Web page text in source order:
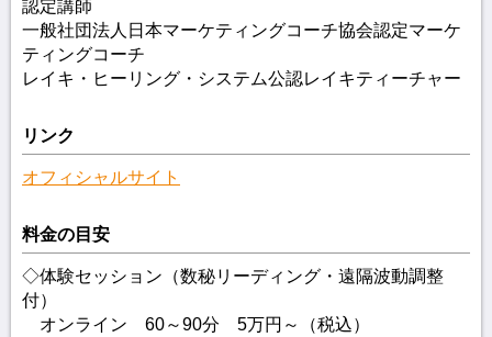
認定講師
一般社団法人日本マーケティングコーチ協会認定マーケ
ティングコーチ
レイキ・ヒーリング・システム公認レイキティーチャー
リンク
オフィシャルサイト
料金の目安
◇体験セッション（数秘リーディング・遠隔波動調整
付）
オンライン 60～90分 5万円～（税込）